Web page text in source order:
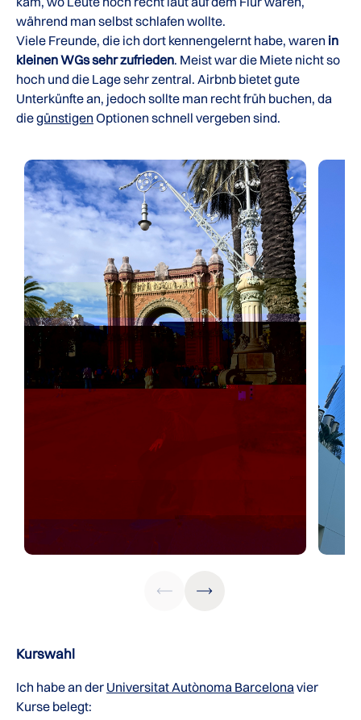
während man selbst schlafen wollte.
Viele Freunde, die ich dort kennengelernt habe, waren in
kleinen WGs sehr zufrieden. Meist war die Miete nicht so
hoch und die Lage sehr zentral. Airbnb bietet gute
Unterkünfte an, jedoch sollte man recht früh buchen, da
diegünstigen Optionen schnell vergeben sind.
Kurswahl
Ich habe an der Universitat Autònoma Barcelonavier
Kurse belegt: